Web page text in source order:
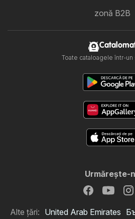
zonă B2B
Toate cataloagele într-
Urmăreşte-
Alte țări: United Arab Emirates